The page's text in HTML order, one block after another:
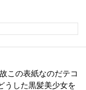
この表紙なのだテコ
うした黒髪美少女を